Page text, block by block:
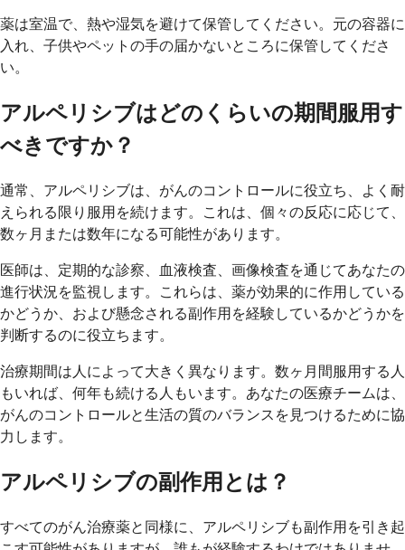
薬は室温で、熱や湿気を避けて保管してください。元の容器に
入れ、子供やペットの手の届かないところに保管してくださ
い。
アルペリシブはどのくらいの期間服用す
べきですか？
通常、アルペリシブは、がんのコントロールに役立ち、よく耐
えられる限り服用を続けます。これは、個々の反応に応じて、
数ヶ月または数年になる可能性があります。
医師は、定期的な診察、血液検査、画像検査を通じてあなたの
進行状況を監視します。これらは、薬が効果的に作用している
かどうか、および懸念される副作用を経験しているかどうかを
判断するのに役立ちます。
治療期間は人によって大きく異なります。数ヶ月間服用する人
もいれば、何年も続ける人もいます。あなたの医療チームは、
がんのコントロールと生活の質のバランスを見つけるために協
力します。
アルペリシブの副作用とは？
すべてのがん治療薬と同様に、アルペリシブも副作用を引き起